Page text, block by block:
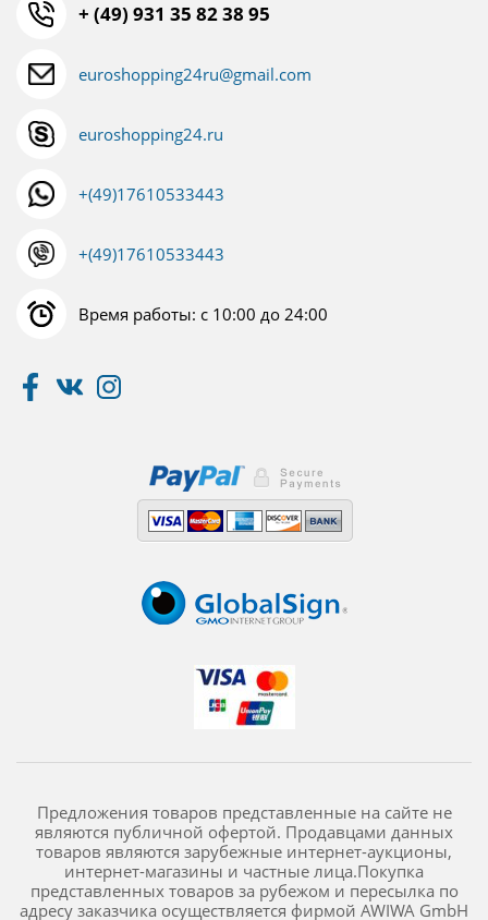
+ (49) 931 35 82 38 95
euroshopping24ru@gmail.com
euroshopping24.ru
+(49)17610533443
+(49)17610533443
Время работы: с 10:00 до 24:00
Предложения товаров представленные на сайте не
являются публичной офертой. Продавцами данных
товаров являются зарубежные интернет-аукционы,
интернет-магазины и частные лица.Покупка
представленных товаров за рубежом и пересылка по
адресу заказчика осуществляется фирмой AWIWA GmbH